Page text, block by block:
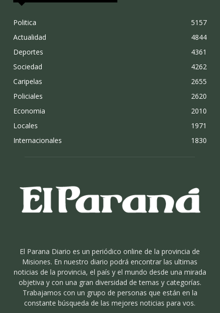
Politica
5157
Actualidad
4844
Deportes
4361
Sociedad
4262
Caripelas
2655
Policiales
2620
Economia
2010
Locales
1971
Internacionales
1830
El Parana Diario es un periódico online de la provincia de
Misiones. En nuestro diario podrá encontrar las ultimas
noticias de la provincia, el país y el mundo desde una mirada
objetiva y con una gran diversidad de temas y categorías.
Trabajamos con un grupo de personas que están en la
constante búsqueda de las mejores noticias para vos.